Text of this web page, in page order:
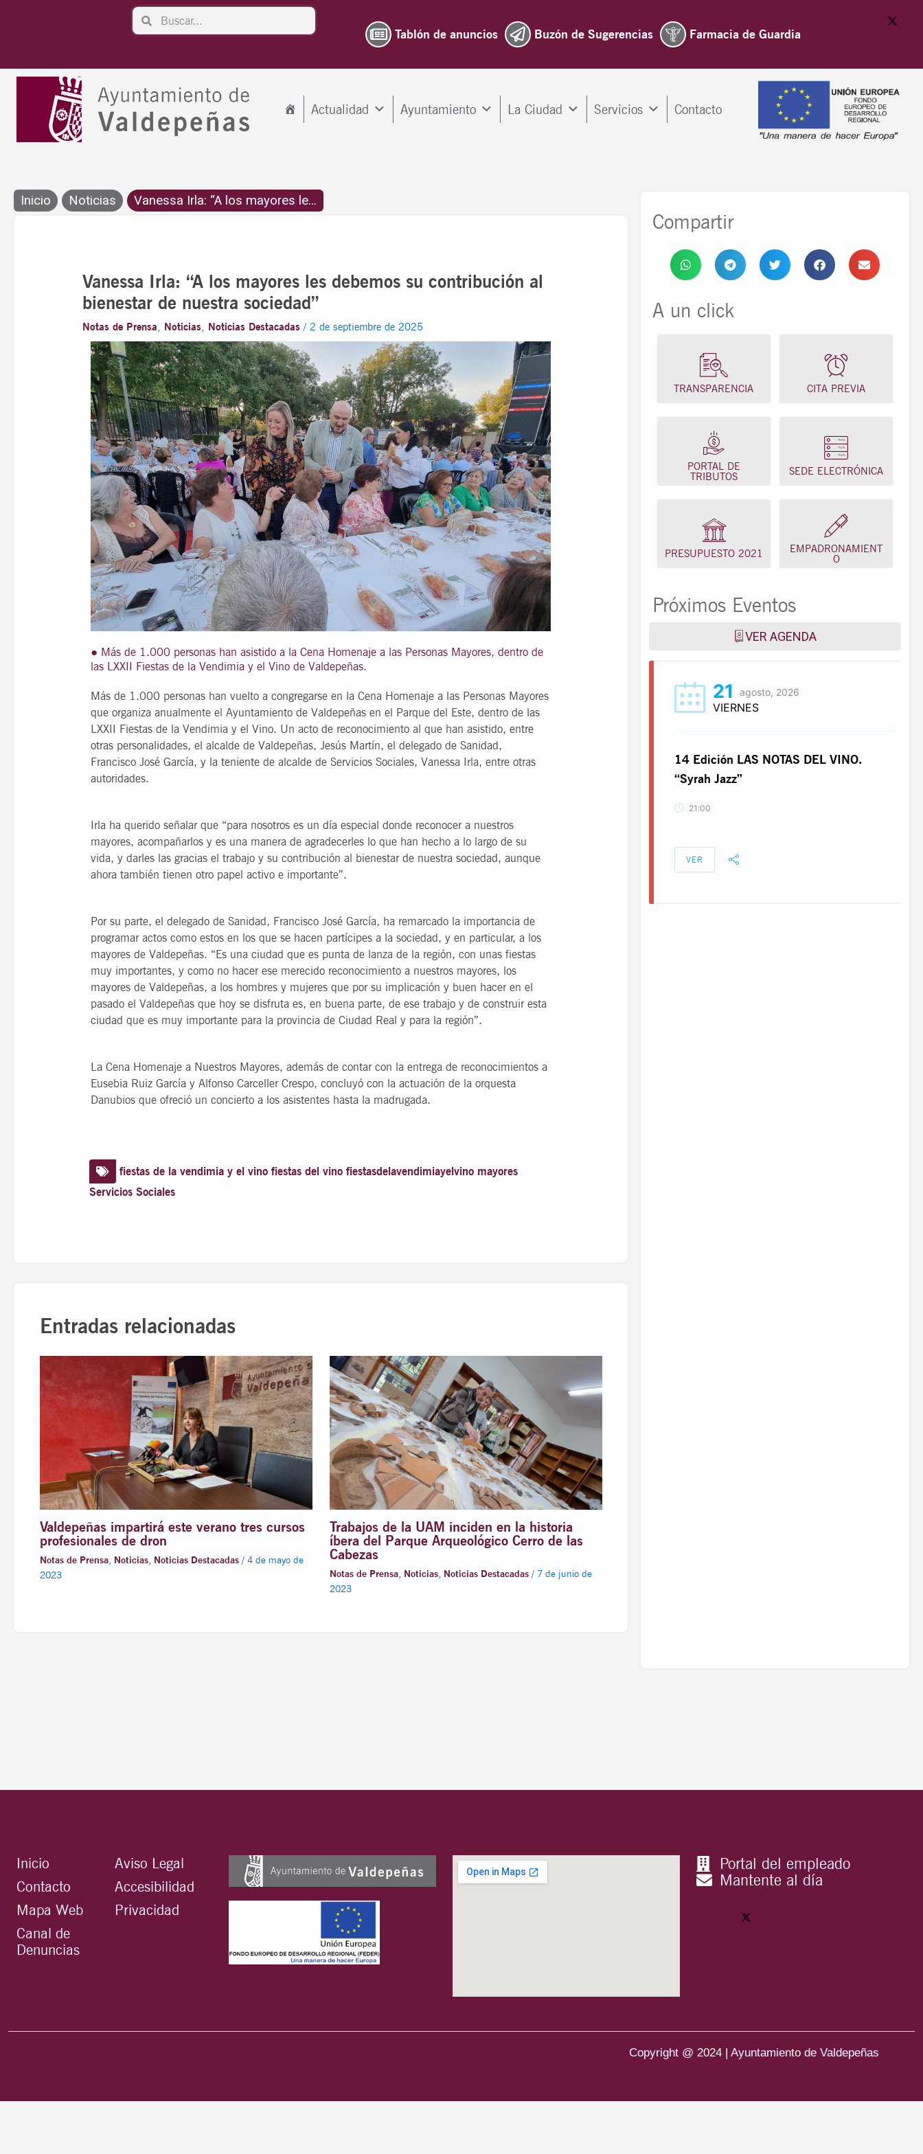
SearchSearch
Tablón de anuncios Buzón de Sugerencias Farmacia de Guardia
Actualidad Ayuntamiento La Ciudad Servicios Contacto
Inicio Noticias Vanessa Irla: “A los mayores le...
Vanessa Irla: “A los mayores les debemos su contribución al
bienestar de nuestra sociedad”
Notas de Prensa, Noticias, Noticias Destacadas /2 de septiembre de 2025
● Más de 1.000 personas han asistido a la Cena Homenaje a las Personas Mayores, dentro de
las LXXII Fiestas de la Vendimia y el Vino de Valdepeñas.
Más de 1.000 personas han vuelto a congregarse en la Cena Homenaje a las Personas Mayores
que organiza anualmente el Ayuntamiento de Valdepeñas en el Parque del Este, dentro de las
LXXII Fiestas de la Vendimia y el Vino. Un acto de reconocimiento al que han asistido, entre
otras personalidades, el alcalde de Valdepeñas, Jesús Martín, el delegado de Sanidad,
Francisco José García, y la teniente de alcalde de Servicios Sociales, Vanessa Irla, entre otras
autoridades.
Irla ha querido señalar que “para nosotros es un día especial donde reconocer a nuestros
mayores, acompañarlos y es una manera de agradecerles lo que han hecho a lo largo de su
vida, y darles las gracias el trabajo y su contribución al bienestar de nuestra sociedad, aunque
ahora también tienen otro papel activo e importante”.
Por su parte, el delegado de Sanidad, Francisco José García, ha remarcado la importancia de
programar actos como estos en los que se hacen partícipes a la sociedad, y en particular, a los
mayores de Valdepeñas. “Es una ciudad que es punta de lanza de la región, con unas fiestas
muy importantes, y como no hacer ese merecido reconocimiento a nuestros mayores, los
mayores de Valdepeñas, a los hombres y mujeres que por su implicación y buen hacer en el
pasado el Valdepeñas que hoy se disfruta es, en buena parte, de ese trabajo y de construir esta
ciudad que es muy importante para la provincia de Ciudad Real y para la región”.
La Cena Homenaje a Nuestros Mayores, además de contar con la entrega de reconocimientos a
Eusebia Ruiz García y Alfonso Carceller Crespo, concluyó con la actuación de la orquesta
Danubios que ofreció un concierto a los asistentes hasta la madrugada.
fiestas de la vendimia y el vino fiestas del vino fiestasdelavendimiayelvino mayores
Servicios Sociales
Entradas relacionadas
Valdepeñas impartirá este verano tres cursos
profesionales de dron
Notas de Prensa, Noticias, Noticias Destacadas/ 4 de mayo de
2023
Trabajos de la UAM inciden en la historia
íbera del Parque Arqueológico Cerro de las
Cabezas
Notas de Prensa, Noticias, Noticias Destacadas/ 7 de junio de
2023
Compartir
A un click
TRANSPARENCIA CITA PREVIA
PORTAL DE
TRIBUTOS
SEDE ELECTRÓNICA
PRESUPUESTO 2021
EMPADRONAMIENT
O
Próximos Eventos
VER AGENDA
21 agosto, 2026
VIERNES
14 Edición LAS NOTAS DEL VINO.
VER
21 agosto, 2026
VIERNES
14 Edición LAS NOTAS DEL VINO.
VER
21 agosto, 2026
VIERNES
14 Edición LAS NOTAS DEL VINO.
“Syrah Jazz”
21:00
VER
Inicio
Contacto
Mapa Web
Canal de
Denuncias
Aviso Legal
Accesibilidad
Privacidad
Portal del empleado
Mantente al día
Copyright @ 2024 | Ayuntamiento de Valdepeñas